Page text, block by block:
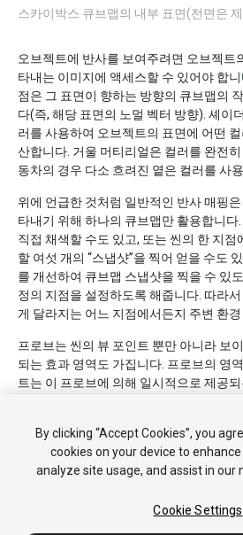
스카이박스 큐브맵의 내부 표면(전면은
오브젝트에 반사를 보여주려면 오브젝트
타내는 이미지에 액세스할 수 있어야 합
점은 그 표면이 향하는 방향의 큐브맵의
다(즉, 해당 표면의 노멀 벡터 방향). 셰이
러를 사용하여 오브젝트의 표면에 어떤
산합니다. 거울 머티리얼은 컬러를 완전
동차의 경우 다소 흐려진 옅은 컬러를 사
위에 언급한 것처럼 일반적인 반사 매핑
타내기 위해 하나의 큐브맵만 활용합니
직접 채색할 수도 있고, 또는 씬의 한 지점
할 여섯 개의 “스냅샷”을 찍어 얻을 수도
를 개선하여 큐브맵 스냅샷을 찍을 수 있
정의 지점을 설정하도록 해줍니다. 따라
게 달라지는 어느 지점에서든지 주변 환
프로브는 씬의 뷰 포인트 뿐만 아니라 보
되는 효과 영역도 가집니다. 프로브의 영
트는 이 프로브에 의해 일시적으로 제공
By clicking “Accept Cookies”, you
cookies on your device to
analyze site usage, and assist in our
Cookie Settings